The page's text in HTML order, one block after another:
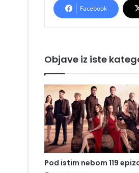
Facebook
Objave iz iste
Pod istim nebom 119